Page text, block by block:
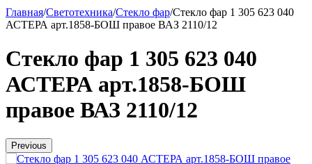
Главная/Светотехника/Стекло фар/Стекло фар 1 305 623 040
АСТЕРА арт.1858-БОШ правое ВАЗ 2110/12
Стекло фар 1 305 623 040
АСТЕРА арт.1858-БОШ
правое ВАЗ 2110/12
Previous